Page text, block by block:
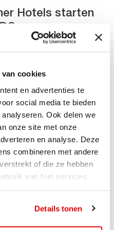
cookies
en advertenties te
social media te bieden
Ook delen we
onze site met onze
en analyse. Deze
combineren met andere
of die ze hebben
van hun services.
Details tonen
Hotels starten
AVIA VOLT en...